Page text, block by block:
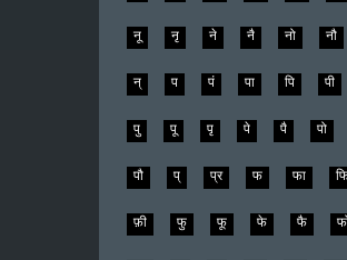
नू नृ ने नै नो नौ
न् प पं पा पि पी
पु पू पृ पे पै पो
पौ प् प्र फ फा
फ़ी फु फू फे फै